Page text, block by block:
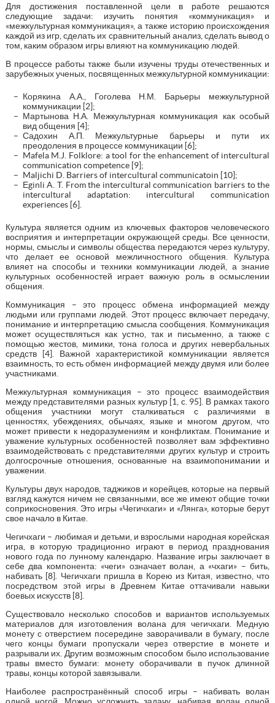
Для достижения поставленной цели в работе решаются
следующие задачи: изучить понятия «коммуникация» и
«межкультурная коммуникация», а также историю происхождения
каждой из игр, сделать их сравнительный анализ, сделать вывод о
том, каким образом игры влияют на коммуникацию людей.
В процессе работы также были изучены труды отечественных и
зарубежных ученых, посвященных межкультурной коммуникации:
Корякина А.А., Гоголева Н.М. Барьеры межкультурной
коммуникации [2];
Мартынова Н.А. Межкультурная коммуникация как особый
вид общения [4];
Садохин А.П. Межкультурные барьеры и пути их
преодоления в процессе коммуникации [6];
Mafela M.J. Folklore: a tool for the enhancement of intercultural
communication competence [9];
Maljichi D. Barriers of intercultural communicatoin [10];
Еginli A. T. From the intercultural communication barriers to the
intercultural adaptation: intercultural communication
experiences [6].
Культура является одним из ключевых факторов человеческого
восприятия и интерпретации окружающей среды. Все ценности,
нормы, смыслы и символы общества передаются через культуру,
что делает ее основой межличностного общения. Культура
влияет на способы и техники коммуникации людей, а знание
культурных особенностей играет важную роль в осмыслении
общения.
Коммуникация – это процесс обмена информацией между
людьми или группами людей. Этот процесс включает передачу,
понимание и интерпретацию смысла сообщения. Коммуникация
может осуществляться как устно, так и письменно, а также с
помощью жестов, мимики, тона голоса и других невербальных
средств [4]. Важной характеристикой коммуникации является
взаимность, то есть обмен информацией между двумя или более
участниками.
Межкультурная коммуникация – это процесс взаимодействия
между представителями разных культур [1, c. 95]. В рамках такого
общения участники могут сталкиваться с различиями в
ценностях, убеждениях, обычаях, языке и многом другом, что
может привести к недоразумениям и конфликтам. Понимание и
уважение культурных особенностей позволяет вам эффективно
взаимодействовать с представителями других культур и строить
долгосрочные отношения, основанные на взаимопонимании и
уважении.
Культуры двух народов, таджиков и корейцев, которые на первый
взгляд кажутся ничем не связанными, все же имеют общие точки
соприкосновения. Это игры «Чегичхаги» и «Лянга», которые берут
свое начало в Китае.
Чегичхаги – любимая и детьми, и взрослыми народная корейская
игра, в которую традиционно играют в период празднования
нового года по лунному календарю. Название игры заключает в
себе два компонента: «чеги» означает волан, а «чхаги» – бить,
набивать [8]. Чегичхаги пришла в Корею из Китая, известно, что
посредством этой игры в Древнем Китае оттачивали навыки
боевых искусств [8].
Существовало несколько способов и вариантов используемых
материалов для изготовления волана для чегичхаги. Медную
монету с отверстием посередине заворачивали в бумагу, после
чего концы бумаги пропускали через отверстие в монете и
разрывали их. Другим возможным способом было использование
травы вместо бумаги: монету оборачивали в пучок длинной
травы, концы которой завязывали.
Наиболее распространённый способ игры – набивать волан
одной ногой. Можно усложнить задачу, набивая волан одной